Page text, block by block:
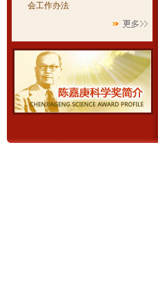
会工作办法